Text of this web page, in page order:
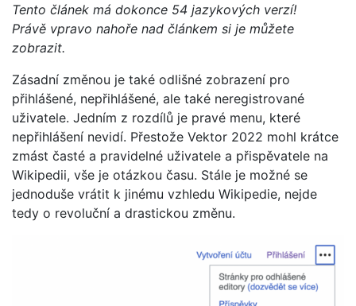
Tento článek má dokonce 54 jazykových verzí!
Právě vpravo nahoře nad článkem si je můžete
zobrazit.
Zásadní změnou je také odlišné zobrazení pro
přihlášené, nepřihlášené, ale také neregistrované
uživatele. Jedním z rozdílů je pravé menu, které
nepřihlášení nevidí. Přestože Vektor 2022 mohl krátce
zmást časté a pravidelné uživatele a přispěvatele na
Wikipedii, vše je otázkou času. Stále je možné se
jednoduše vrátit k jinému vzhledu Wikipedie, nejde
tedy o revoluční a drastickou změnu.